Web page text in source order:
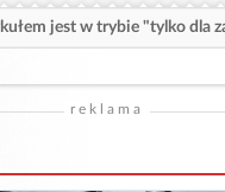
jest w trybie "tylko dla
reklama